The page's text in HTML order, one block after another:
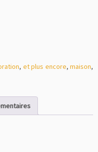
, et plus encore,maison,